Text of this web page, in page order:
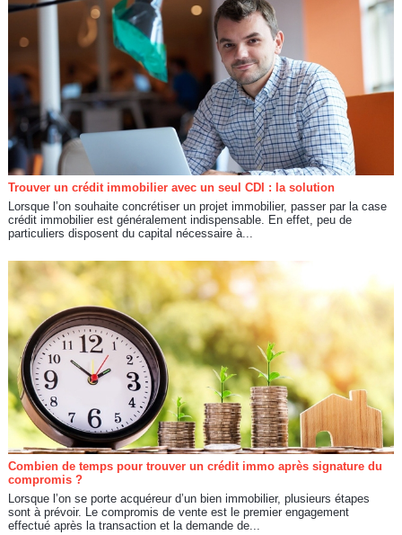
Trouver un crédit immobilier avec un seul CDI : la solution
Lorsque l’on souhaite concrétiser un projet immobilier, passer par la case
crédit immobilier est généralement indispensable. En effet, peu de
particuliers disposent du capital nécessaire à...
Combien de temps pour trouver un crédit immo après signature du
compromis ?
Lorsque l’on se porte acquéreur d’un bien immobilier, plusieurs étapes
sont à prévoir. Le compromis de vente est le premier engagement
effectué après la transaction et la demande de...